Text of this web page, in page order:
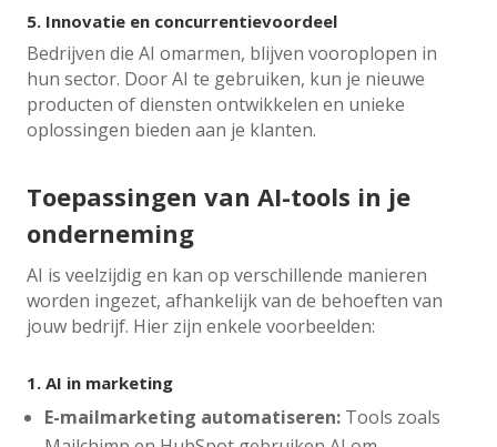
5. Innovatie en concurrentievoordeel
Bedrijven die AI omarmen, blijven vooroplopen in
hun sector. Door AI te gebruiken, kun je nieuwe
producten of diensten ontwikkelen en unieke
oplossingen bieden aan je klanten.
Toepassingen van AI-tools in je
onderneming
AI is veelzijdig en kan op verschillende manieren
worden ingezet, afhankelijk van de behoeften van
jouw bedrijf. Hier zijn enkele voorbeelden:
1.AI in marketing
E-mailmarketing automatiseren: Tools zoals